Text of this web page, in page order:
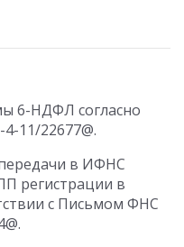
6-НДФЛ согласно
11/22677@.
в ИФНС
регистрации в
с Письмом ФНС